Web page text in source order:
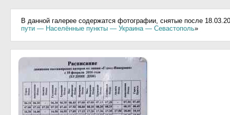
В данной галерее содержатся фотографии, снятые после
пути — Населённые пункты — Украина — Севастополь»